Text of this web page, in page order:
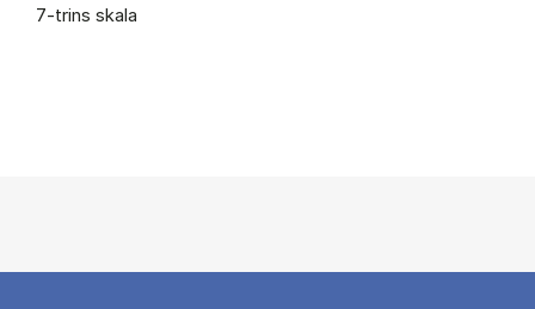
7-trins skala